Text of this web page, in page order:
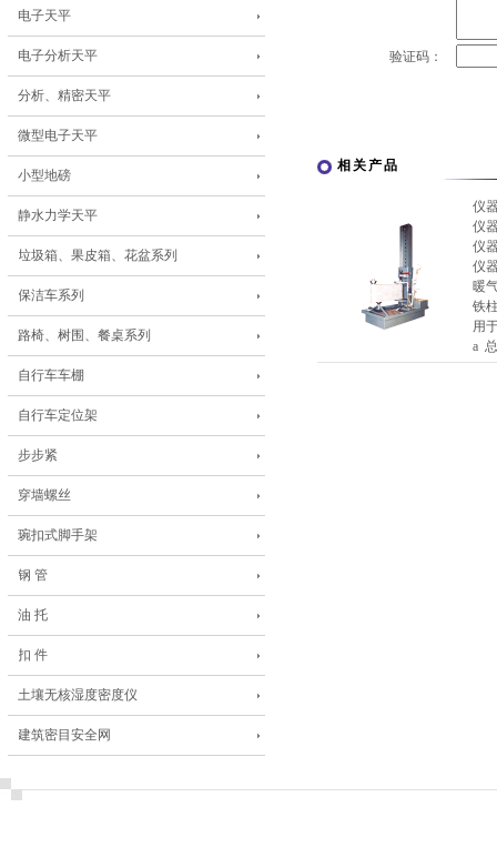
电子天平
电子分析天平
分析、精密天平
微型电子天平
小型地磅
静水力学天平
垃圾箱、果皮箱、花盆系列
保洁车系列
路椅、树围、餐桌系列
自行车车棚
自行车定位架
步步紧
穿墙螺丝
琬扣式脚手架
钢 管
油 托
扣 件
土壤无核湿度密度仪
建筑密目安全网
验证码：
相关产品
仪
仪
仪
仪
暖
铁
用
a